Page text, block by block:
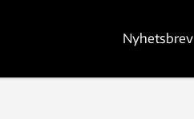
Nyhetsbrev